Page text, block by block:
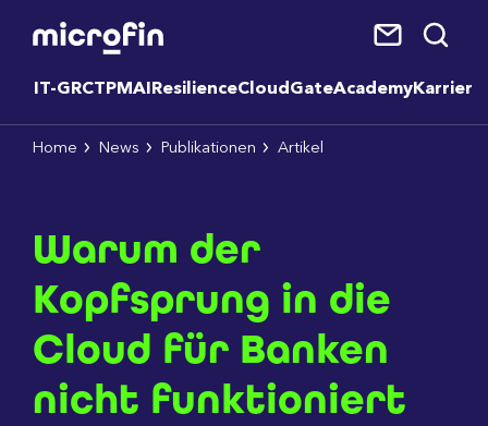
IT-GRCTPMAI ResilienceCloudGateAcademyKarriere
Home News Publikationen Artikel
Warum der
Kopfsprung in die
Cloud für Banken
nicht funktioniert